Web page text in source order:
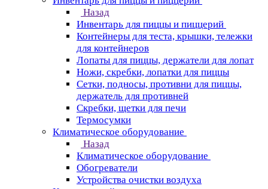
Назад
Инвентарь для пиццы и пиццерий
Контейнеры для теста, крышки, тележки
для контейнеров
Лопаты для пиццы, держатели для лопат
Ножи, скребки, лопатки для пиццы
Сетки, подносы, противни для пиццы,
держатель для противней
Скребки, щетки для печи
Термосумки
Климатическое оборудование
Назад
Климатическое оборудование
Обогреватели
Устройства очистки воздуха